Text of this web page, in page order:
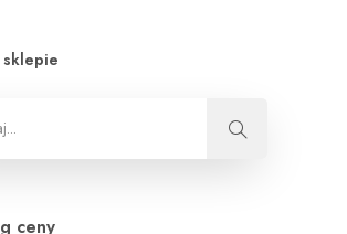
sklepie
ceny